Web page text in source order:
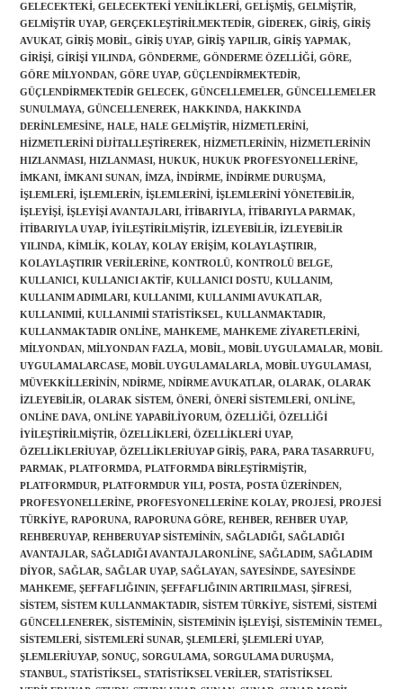
GELECEKTEKI, GELECEKTEKI YENILIKLERI, GELIŞMIŞ, GELMIŞTIR,
GELMIŞTIR UYAP, GERÇEKLEŞTIRILMEKTEDIR, GIDEREK, GIRIŞ, GIRIŞ
AVUKAT, GIRIŞ MOBIL, GIRIŞ UYAP, GIRIŞ YAPILIR, GIRIŞ YAPMAK,
GIRIŞI, GIRIŞI YILINDA, GÖNDERME, GÖNDERME ÖZELLIĞI, GÖRE,
GÖRE MILYONDAN, GÖRE UYAP, GÜÇLENDIRMEKTEDIR,
GÜÇLENDIRMEKTEDIR GELECEK, GÜNCELLEMELER, GÜNCELLEMELER
SUNULMAYA, GÜNCELLENEREK, HAKKINDA, HAKKINDA
DERINLEMESINE, HALE, HALE GELMIŞTIR, HIZMETLERINI,
HIZMETLERINI DIJITALLEŞTIREREK, HIZMETLERININ, HIZMETLERININ
HIZLANMASI, HIZLANMASI, HUKUK, HUKUK PROFESYONELLERINE,
IMKANI, IMKANI SUNAN, IMZA, INDIRME, INDIRME DURUŞMA,
IŞLEMLERI, IŞLEMLERIN, IŞLEMLERINI, IŞLEMLERINI YÖNETEBILIR,
IŞLEYIŞI, IŞLEYIŞI AVANTAJLARI, ITIBARIYLA, ITIBARIYLA PARMAK,
ITIBARIYLA UYAP, IYILEŞTIRILMIŞTIR, IZLEYEBILIR, IZLEYEBILIR
YILINDA, KIMLIK, KOLAY, KOLAY ERIŞIM, KOLAYLAŞTIRIR,
KOLAYLAŞTIRIR VERILERINE, KONTROLÜ, KONTROLÜ BELGE,
KULLANICI, KULLANICI AKTIF, KULLANICI DOSTU, KULLANIM,
KULLANIM ADIMLARI, KULLANIMI, KULLANIMI AVUKATLAR,
KULLANIMII, KULLANIMII STATISTIKSEL, KULLANMAKTADIR,
KULLANMAKTADIR ONLINE, MAHKEME, MAHKEME ZIYARETLERINI,
MILYONDAN, MILYONDAN FAZLA, MOBIL, MOBIL UYGULAMALAR, MOBIL
UYGULAMALARCASE, MOBIL UYGULAMALARLA, MOBIL UYGULAMASI,
MÜVEKKILLERININ, NDIRME, NDIRME AVUKATLAR, OLARAK, OLARAK
IZLEYEBILIR, OLARAK SISTEM, ÖNERI, ÖNERI SISTEMLERI, ONLINE,
ONLINE DAVA, ONLINE YAPABILIYORUM, ÖZELLIĞI, ÖZELLIĞI
IYILEŞTIRILMIŞTIR, ÖZELLIKLERI, ÖZELLIKLERI UYAP,
ÖZELLIKLERIUYAP, ÖZELLIKLERIUYAP GIRIŞ, PARA, PARA TASARRUFU,
PARMAK, PLATFORMDA, PLATFORMDA BIRLEŞTIRMIŞTIR,
PLATFORMDUR, PLATFORMDUR YILI, POSTA, POSTA ÜZERINDEN,
PROFESYONELLERINE, PROFESYONELLERINE KOLAY, PROJESI, PROJESI
TÜRKIYE, RAPORUNA, RAPORUNA GÖRE, REHBER, REHBER UYAP,
REHBERUYAP, REHBERUYAP SISTEMININ, SAĞLADIĞI, SAĞLADIĞI
AVANTAJLAR, SAĞLADIĞI AVANTAJLARONLINE, SAĞLADIM, SAĞLADIM
DIYOR, SAĞLAR, SAĞLAR UYAP, SAĞLAYAN, SAYESINDE, SAYESINDE
MAHKEME, ŞEFFAFLIĞININ, ŞEFFAFLIĞININ ARTIRILMASI, ŞIFRESI,
SISTEM, SISTEM KULLANMAKTADIR, SISTEM TÜRKIYE, SISTEMI, SISTEMI
GÜNCELLENEREK, SISTEMININ, SISTEMININ IŞLEYIŞI, SISTEMININ TEMEL,
SISTEMLERI, SISTEMLERI SUNAR, ŞLEMLERI, ŞLEMLERI UYAP,
ŞLEMLERIUYAP, SONUÇ, SORGULAMA, SORGULAMA DURUŞMA,
STANBUL, STATISTIKSEL, STATISTIKSEL VERILER, STATISTIKSEL